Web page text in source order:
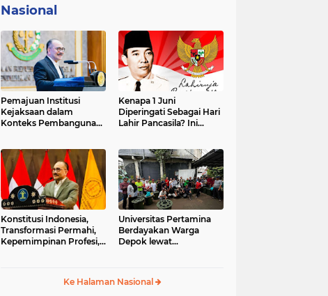
Nasional
Pemajuan Institusi
Kejaksaan dalam
Konteks Pembangunan
Kenapa 1 Juni
Diperingati Sebagai Hari
Lahir Pancasila? Ini
Konstitusi Indonesia,
Transformasi Permahi,
Kepemimpinan Profesi,
Universitas Pertamina
Berdayakan Warga
Depok lewat
Ke Halaman Nasional